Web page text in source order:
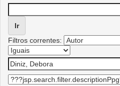
Filtros correntes: